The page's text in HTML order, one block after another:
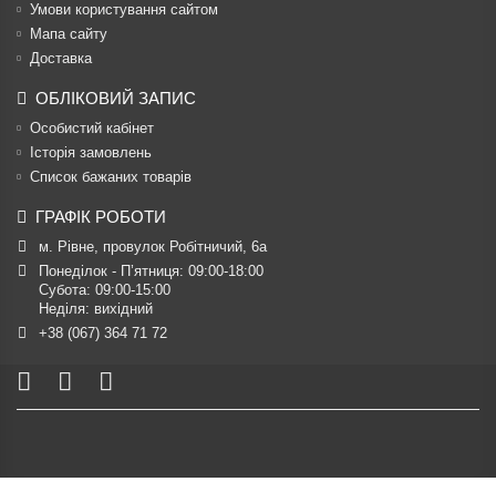
Умови користування сайтом
Мапа сайту
Доставка
ОБЛІКОВИЙ ЗАПИС
Особистий кабінет
Історія замовлень
Список бажаних товарів
ГРАФІК РОБОТИ
м. Рівне, провулок Робітничий, 6а
Понеділок - П’ятниця: 09:00-18:00
Субота: 09:00-15:00
Неділя: вихідний
+38 (067) 364 71 72